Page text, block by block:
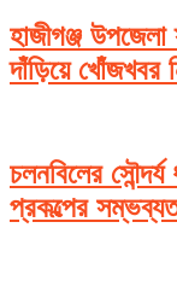
হাজীগঞ্জ উপজেলা
দাঁড়িয়ে খোঁজখবর
চলনবিলের
প্রকল্পের